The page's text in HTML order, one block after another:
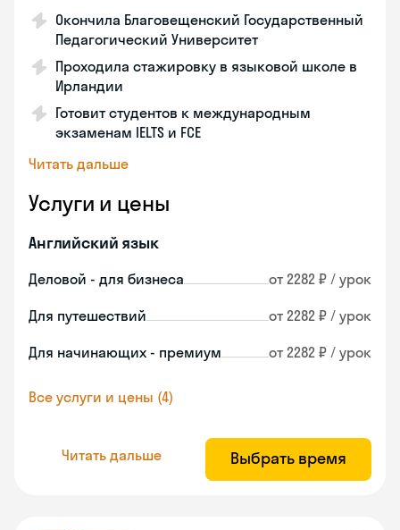
Окончила Благовещенский Государственный
Педагогический Университет
Проходила стажировку в языковой школе в
Ирландии
Готовит студентов к международным
экзаменам IELTS и FCE
Читать дальше
Услуги и цены
Английский язык
Деловой - для бизнеса от 2282 ₽ / урок
Для путешествий от 2282 ₽ / урок
Для начинающих - премиум от 2282 ₽ / урок
Все услуги и цены (4)
Читать дальше Выбрать время